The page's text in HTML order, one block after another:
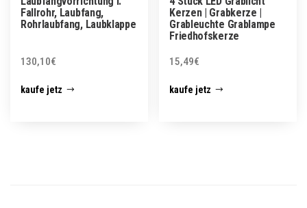
Fallrohr, Laubfang,
Rohrlaubfang, Laubklappe
130,10€
kaufe jetz
Kerzen | Grabkerze |
Grableuchte Grablampe
Friedhofskerze
15,49€
kaufe jetz